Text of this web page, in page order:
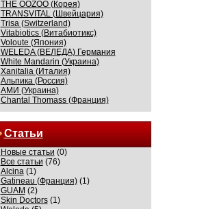
THE OOZOO (Корея)
TRANSVITAL (Швейцария)
Trisa (Switzerland)
Vitabiotics (Витабиотикс)
Voloute (Япония)
WELEDA (ВЕЛЕДА) Германия
White Mandarin (Украина)
Xanitalia (Италия)
Альпика (Россия)
АМИ (Украина)
Сhantal Thomass (Франция)
Статьи
Новые статьи (0)
Все статьи (76)
Alcina(1)
Gatineau (Франция)(1)
GUAM (2)
Skin Doctors(1)